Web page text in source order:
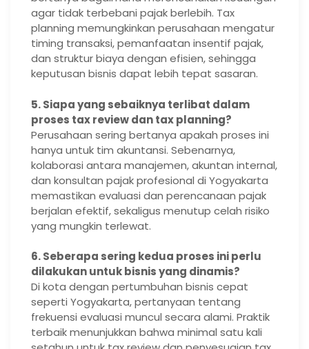
agar tidak terbebani pajak berlebih. Tax
planning memungkinkan perusahaan mengatur
timing transaksi, pemanfaatan insentif pajak,
dan struktur biaya dengan efisien, sehingga
keputusan bisnis dapat lebih tepat sasaran.
5. Siapa yang sebaiknya terlibat dalam
proses tax review dan tax planning?
Perusahaan sering bertanya apakah proses ini
hanya untuk tim akuntansi. Sebenarnya,
kolaborasi antara manajemen, akuntan internal,
dan konsultan pajak profesional di Yogyakarta
memastikan evaluasi dan perencanaan pajak
berjalan efektif, sekaligus menutup celah risiko
yang mungkin terlewat.
6. Seberapa sering kedua proses ini perlu
dilakukan untuk bisnis yang dinamis?
Di kota dengan pertumbuhan bisnis cepat
seperti Yogyakarta, pertanyaan tentang
frekuensi evaluasi muncul secara alami. Praktik
terbaik menunjukkan bahwa minimal satu kali